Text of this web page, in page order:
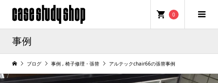
0
事例
ブログ 事例 , 椅子修理・張替 アルテックchair66の張替事例